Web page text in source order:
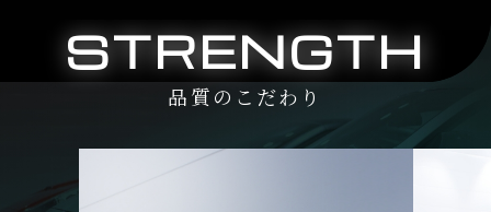
STRENGTH
品質のこだわり